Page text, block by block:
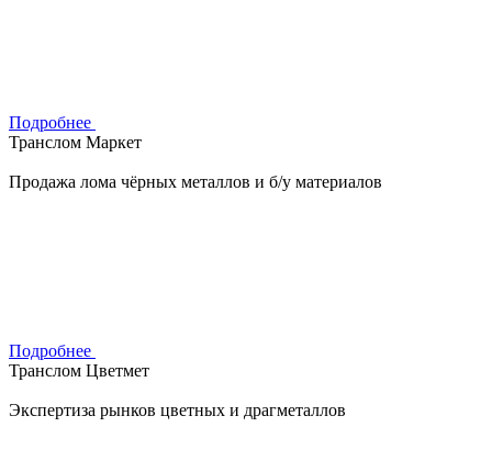
Подробнее
Транслом Маркет
Продажа лома чёрных металлов и б/у материалов
Подробнее
Транслом Цветмет
Экспертиза рынков цветных и драгметаллов